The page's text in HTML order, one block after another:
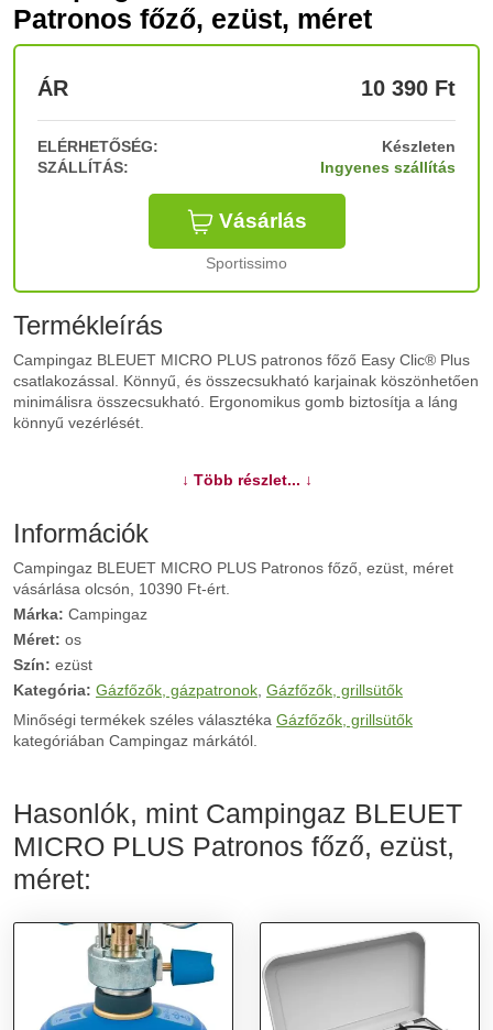
Patronos főző, ezüst, méret
ÁR 10 390 Ft
ELÉRHETŐSÉG:
Készleten
SZÁLLÍTÁS:
Ingyenes szállítás
Vásárlás
Sportissimo
Termékleírás
Campingaz BLEUET MICRO PLUS patronos főző Easy Clic® Plus
csatlakozással. Könnyű, és összecsukható karjainak köszönhetően
minimálisra összecsukható. Ergonomikus gomb biztosítja a láng
könnyű vezérlését.
↓ Több részlet... ↓
Információk
Campingaz BLEUET MICRO PLUS Patronos főző, ezüst, méret
vásárlása olcsón, 10390 Ft-ért.
Márka: Campingaz
Méret: os
Szín: ezüst
Kategória: Gázfőzők, gázpatronok Gázfőzők, grillsütők
Minőségi termékek széles választéka Gázfőzők, grillsütők
kategóriában Campingaz márkától.
Hasonlók, mint Campingaz BLEUET
MICRO PLUS Patronos főző, ezüst,
méret: